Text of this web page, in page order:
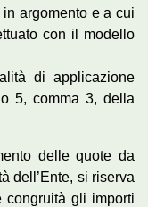
in argomento e a cui
con il modello
di applicazione
5, comma 3, della
delle quote da
dell’Ente, si riserva
gli importi